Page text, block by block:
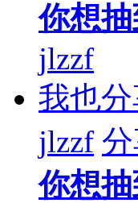
你想
jlzzf
我也
jlzzf
你想